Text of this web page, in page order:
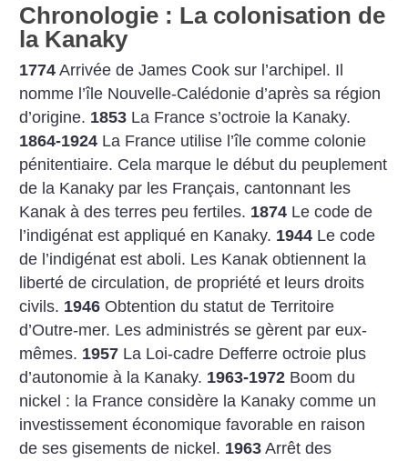
Chronologie : La colonisation de
la Kanaky
1774 Arrivée de James Cook sur l’archipel. Il
nomme l’île Nouvelle-Calédonie d’après sa région
d’origine. 1853 La France s’octroie la Kanaky.
1864-1924 La France utilise l’île comme colonie
pénitentiaire. Cela marque le début du peuplement
de la Kanaky par les Français, cantonnant les
Kanak à des terres peu fertiles. 1874 Le code de
l’indigénat est appliqué en Kanaky. 1944 Le code
de l’indigénat est aboli. Les Kanak obtiennent la
liberté de circulation, de propriété et leurs droits
civils. 1946 Obtention du statut de Territoire
d’Outre-mer. Les administrés se gèrent par eux-
mêmes. 1957 La Loi-cadre Defferre octroie plus
d’autonomie à la Kanaky. 1963-1972 Boom du
nickel : la France considère la Kanaky comme un
investissement économique favorable en raison
de ses gisements de nickel. 1963 Arrêt des